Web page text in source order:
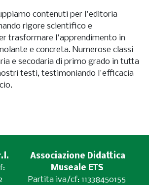
contenuti per l'editoria
rigore scientifico e
trasformare l'apprendimento in
e concreta. Numerose classi
e secodaria di primo grado in tutta
testi, testimoniando l'efficacia
Associazione Didattica
Museale ETS
Partita iva/cf: 11338450155